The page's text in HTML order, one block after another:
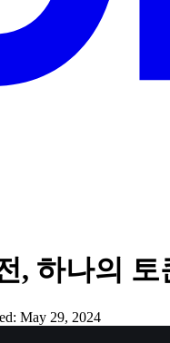
, 하나의
May 29, 2024